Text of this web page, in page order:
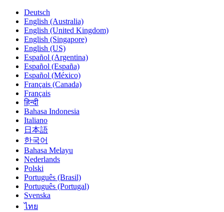
Deutsch
English (Australia)
English (United Kingdom)
English (Singapore)
English (US)
Español (Argentina)
Español (España)
Español (México)
Français (Canada)
Français
हिन्दी
Bahasa Indonesia
Italiano
日本語
한국어
Bahasa Melayu
Nederlands
Polski
Português (Brasil)
Português (Portugal)
Svenska
ไทย